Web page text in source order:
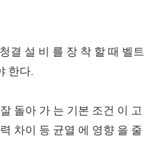
결 설 비 를 장 착 할 때 벨트
한다.
돌아 가 는 기본 조건 이 고
차이 등 균열 에 영향 을 줄